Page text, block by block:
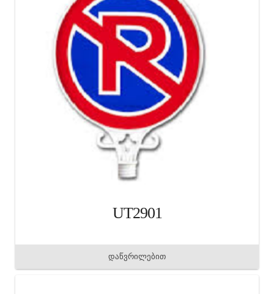
UT2901
დაწვრილებით